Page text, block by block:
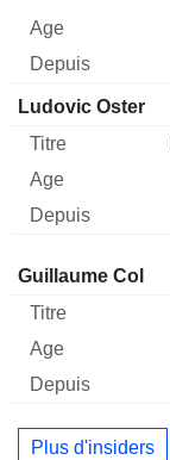
Ludovic Oster
Administrateur
Guillaume Col
Plus d'insiders